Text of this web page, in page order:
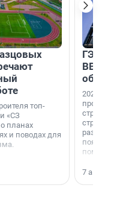
топ-
«СЗ
планах
и поводах для
ГЭС,
ВВП: в
об
2026-й —
раз. В
7